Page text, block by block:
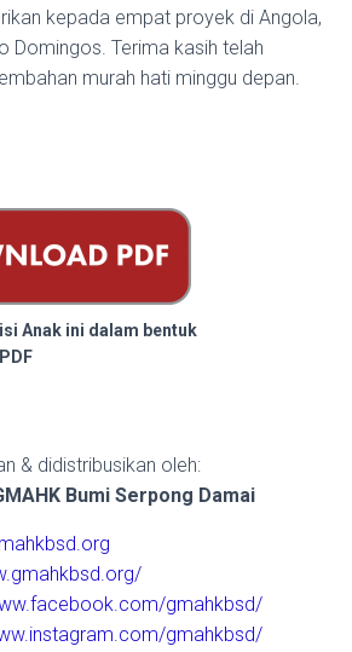
kepada empat proyek di Angola,
Domingos. Terima kasih telah
murah hati minggu depan.
Anak ini dalam bentuk
PDF
& didistribusikan oleh:
Bumi Serpong Damai
gmahkbsd/
gmahkbsd/